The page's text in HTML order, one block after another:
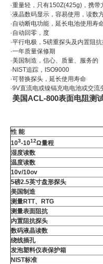
·重量轻，只有150Z(425g)，携带
·液晶数码显示，容易使用，读数
·自动断电功能，延长电池使用寿
·自动回零，度
·平行电极，5磅重探头及内置阻
·一年质量保修期
·美国制造，信心、质量、服务的
·NIST追踪，ISO9000
·可替换探头，延长使用寿命
·9V直流电或镍镉充电电池或交流
美国ACL-800表面电阻测
性 能
103-1012Ω量程
湿度读数
温度读数
10v/10ov
5磅2.5英寸盘形探头
美国制造
测量RTT、 RTG
测量表面阻抗
内置阻抗探头
数码液晶读数
绕线插孔
发泡塑料仪表保护箱
NIST标准